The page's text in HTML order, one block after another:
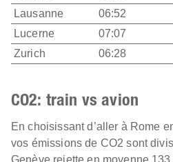
Lausanne
06:52
Lucerne
07:07
Zurich
06:28
CO2: train vs avion
En choisissant d’aller à Rome
vos émissions de CO2 sont
Genève rejette en moyenne